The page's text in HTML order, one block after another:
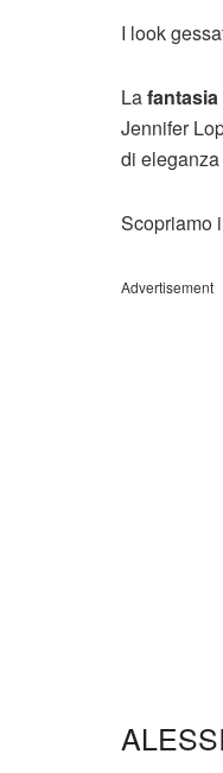
I look
La
Jennifer
di
Scopriamo
Advertisement